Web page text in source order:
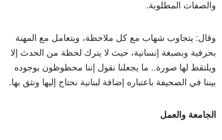
والصفات المطلوبة.
وقال: يتجاوب شهاب مع كل ملاحظة، ويتعامل مع المهنة
بحرفية وبصبغة إنسانية، حيث لا يترك لحظة من الحدث إلا
ويلتقط لها صورة.. ما يجعلنا نقول إننا محظوظون بوجوده
بيننا في الصحيفة باعتباره إضافة لبنانية نحتاج إليها ونثق بها.
الجامعة والعمل